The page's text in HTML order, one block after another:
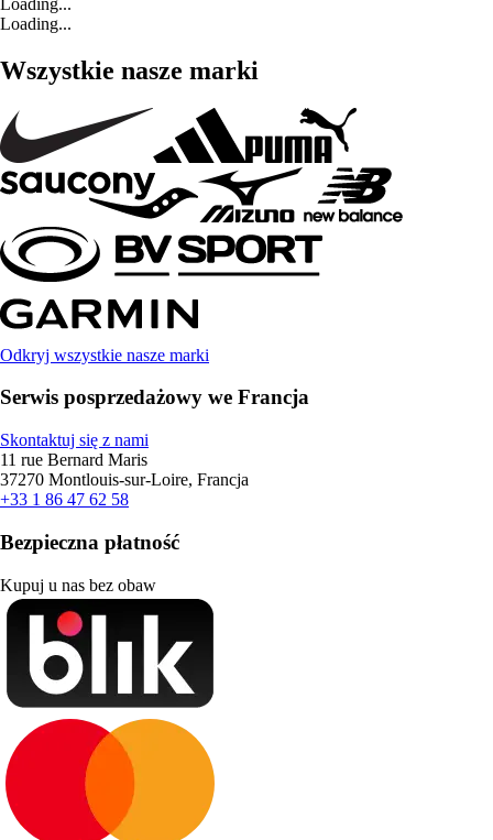
Loading...
Wszystkie nasze marki
Odkryj wszystkie nasze marki
Serwis posprzedażowy we Francja
Skontaktuj się z nami
11 rue Bernard Maris
37270 Montlouis-sur-Loire, Francja
+33 1 86 47 62 58
Bezpieczna płatność
Kupuj u nas bez obaw